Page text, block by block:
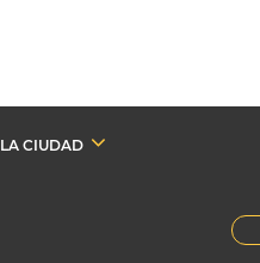
LA CIUDAD